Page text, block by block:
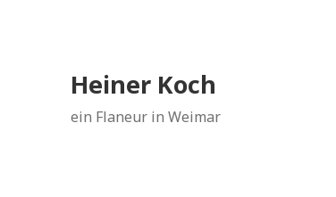
Heiner Koch
ein Flaneur in Weimar